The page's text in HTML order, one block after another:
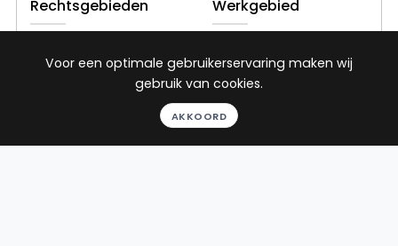
Rechtsgebieden
Arbeidsrecht
Consumentenrecht
Werkgebied
Voor een optimale gebruikerservaring maken wij
gebruik van cookies.
AKKOORD